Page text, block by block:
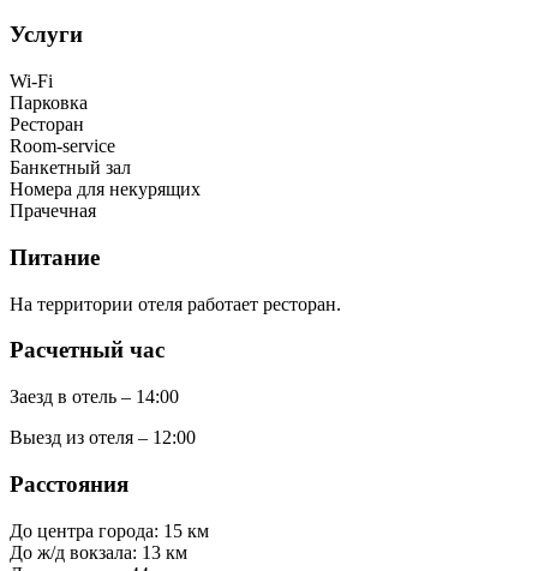
Услуги
Wi-Fi
Парковка
Ресторан
Room-service
Банкетный зал
Номера для некурящих
Прачечная
Питание
На территории отеля работает ресторан.
Расчетный час
Заезд в отель – 14:00
Выезд из отеля – 12:00
Расстояния
До центра города: 15 км
До ж/д вокзала: 13 км